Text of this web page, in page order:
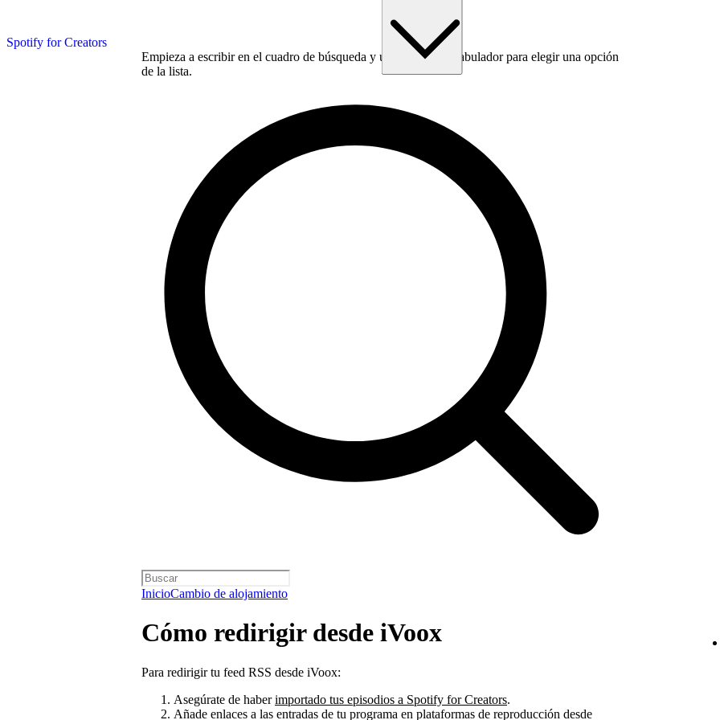
Spotify for Creators
Empieza a escribir en el cuadro de búsqueda y utiliza la tecla Tabulador para elegir una opción
de la lista.
InicioCambio de alojamiento
Cómo redirigir desde iVoox
Para redirigir tu feed RSS desde iVoox:
Asegúrate de haberimportado tus episodios a Spotify for Creators.
Añade enlaces a las entradas de tu programa en plataformas de reproducción desde